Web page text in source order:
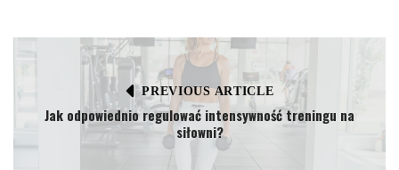
PREVIOUS ARTICLE
Jak odpowiednio regulować intensywność treningu na
siłowni?